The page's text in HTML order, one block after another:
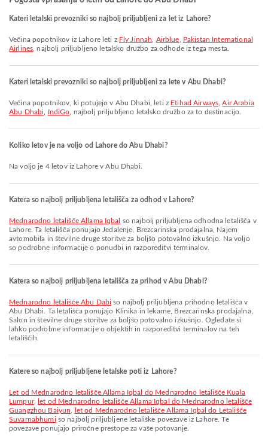
Kateri letalski prevozniki so najbolj priljubljeni za let iz Lahore?
Večina popotnikov iz Lahore leti z Fly Jinnah Airblue
Pakistan International
Airlines , najbolj priljubljeno letalsko družbo za odhode iz tega mesta.
Kateri letalski prevozniki so najbolj priljubljeni za lete v Abu Dhabi?
Večina popotnikov, ki potujejo v Abu Dhabi, leti z Etihad Airways ,Air Arabia
Abu Dhabi
IndiGo , najbolj priljubljeno letalsko družbo za to destinacijo.
Koliko letov je na voljo od Lahore do Abu Dhabi?
Na voljo je 4 letov iz Lahore v Abu Dhabi.
Katera so najbolj priljubljena letališča za odhod v Lahore?
Mednarodno letališče Allama Iqbal so najbolj priljubljena odhodna letališča v
Lahore. Ta letališča ponujajo Jedalenje, Brezcarinska prodajalna, Najem
avtomobila in številne druge storitve za boljšo potovalno izkušnjo. Na voljo
so podrobne informacije o ponudbi in razporeditvi terminalov.
Katera so najbolj priljubljena letališča za prihod v Abu Dhabi?
Mednarodno letališče Abu Dabi so najbolj priljubljena prihodno letališča v
Abu Dhabi. Ta letališča ponujajo Klinika in lekarne, Brezcarinska prodajalna,
Salon in številne druge storitve za boljšo potovalno izkušnjo. Ogledate si
lahko podrobne informacije o objektih in razporeditvi terminalov na teh
letališčih.
Katere so najbolj priljubljene letalske poti iz Lahore?
let od Mednarodno letališče Allama Iqbal do Mednarodno letališče Kuala
Lumpur,
let od Mednarodno letališče Allama Iqbal do Mednarodno letališče
Guangzhou Baiyun
let od Mednarodno letališče Allama Iqbal do Letališče
Suvarnabhumi so najbolj priljubljene letališke povezave iz Lahore. Te
povezave ponujajo priročne prestope za vaše potovanje.